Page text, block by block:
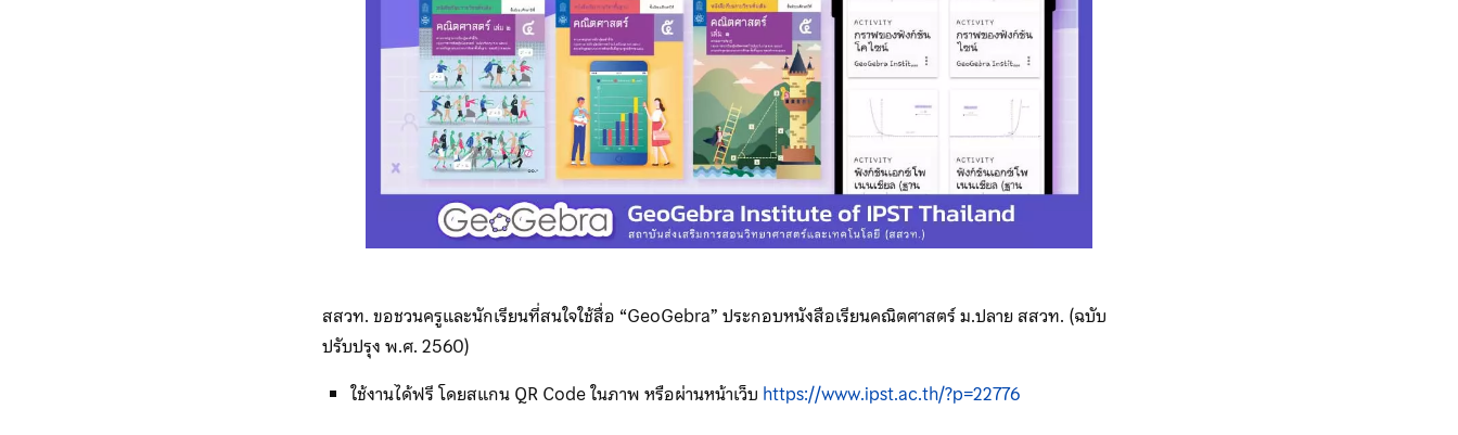
สสวท. ขอชวนครูและนักเรียนที่สนใจใช้สื่อ “GeoGebra” ประกอบหนังสือเรียนคณิตศาสตร์ ม.ปลาย สสวท. (ฉบับ
ปรับปรุง พ.ศ. 2560)
ใช้งานได้ฟรี โดยสแกน QR Code ในภาพ หรือผ่านหน้าเว็บ https://www.ipst.ac.th/?p=22776